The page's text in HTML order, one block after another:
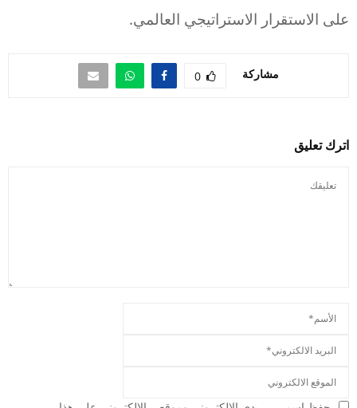
على الاستقرار الاستراتيجي العالمي.
مشاركة 0
اترك تعليق